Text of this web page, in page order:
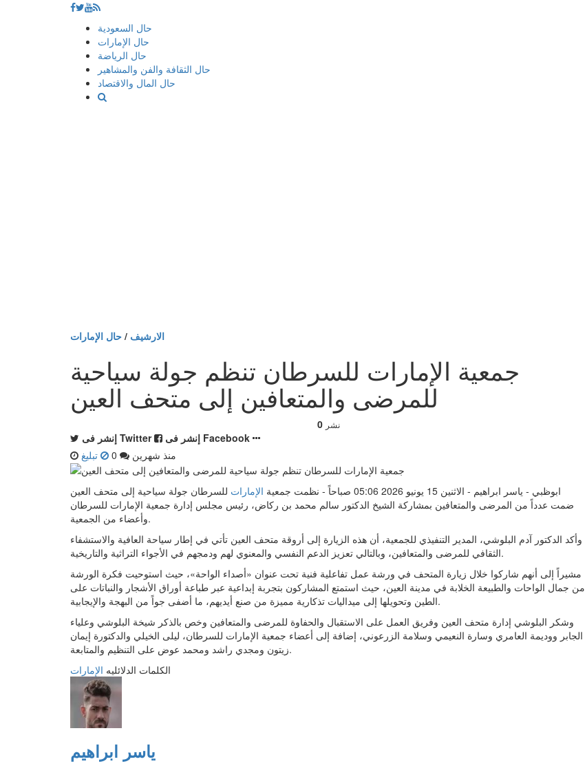
إذهب
المحتوى
حال السعودية
حال الإمارات
حال الرياضة
حال الثقافة والفن والمشاهير
حال المال والاقتصاد
الارشيف / حال الإمارات
جمعية الإمارات للسرطان تنظم جولة سياحية
للمرضى والمتعافين إلى متحف العين
0 نشر
إنشر فى Twitter
إنشر فى Facebook
منذ شهرين
تبليغ
ابوظبي - ياسر ابراهيم - الاثنين 15 يونيو 2026 05:06 صباحاً - نظمت جمعية الإمارات للسرطان جولة سياحية إلى متحف العين
ضمت عدداً من المرضى والمتعافين بمشاركة الشيخ الدكتور سالم محمد بن ركاض، رئيس مجلس إدارة جمعية الإمارات للسرطان
وأعضاء من الجمعية.
وأكد الدكتور آدم البلوشي، المدير التنفيذي للجمعية، أن هذه الزيارة إلى أروقة متحف العين تأتي في إطار سياحة العافية والاستشفاء
الثقافي للمرضى والمتعافين، وبالتالي تعزيز الدعم النفسي والمعنوي لهم ودمجهم في الأجواء التراثية والتاريخية.
مشيراً إلى أنهم شاركوا خلال زيارة المتحف في ورشة عمل تفاعلية فنية تحت عنوان «أصداء الواحة»، حيث استوحيت فكرة الورشة
من جمال الواحات والطبيعة الخلابة في مدينة العين، حيث استمتع المشاركون بتجربة إبداعية عبر طباعة أوراق الأشجار والنباتات على
الطين وتحويلها إلى ميداليات تذكارية مميزة من صنع أيديهم، ما أضفى جواً من البهجة والإيجابية.
وشكر البلوشي إدارة متحف العين وفريق العمل على الاستقبال والحفاوة للمرضى والمتعافين وخص بالذكر شيخة البلوشي وعلياء
الجابر ووديمة العامري وسارة النعيمي وسلامة الزرعوني، إضافة إلى أعضاء جمعية الإمارات للسرطان، ليلى الخيلي والدكتورة إيمان
زيتون ومجدي راشد ومحمد عوض على التنظيم والمتابعة.
الكلمات الدلائليه الإمارات
ياسر ابراهيم